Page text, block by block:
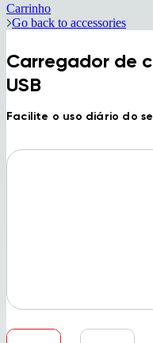
Carrinho
Go back to accessories
Carregador de
USB
Facilite o uso diário do